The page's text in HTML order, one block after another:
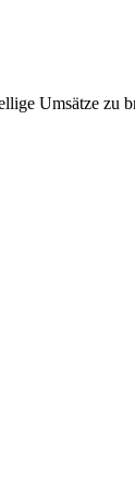
Umsätze zu